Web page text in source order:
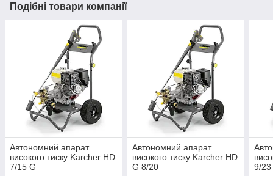
Подібні товари компанії
Автономний апарат
високого тиску Karcher HD
7/15 G
Автономний апарат
високого тиску Karcher HD
G 8/20
9/23